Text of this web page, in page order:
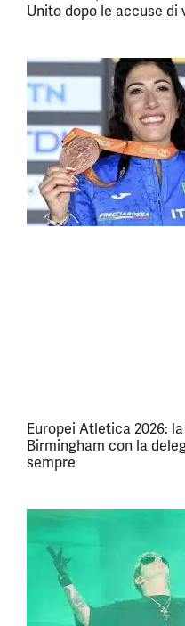
Unito dopo le accuse di
Europei Atletica 2026:
Birmingham con la
sempre